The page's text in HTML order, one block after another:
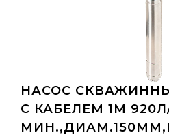
НАСОС
С КАБЕЛЕМ 1М